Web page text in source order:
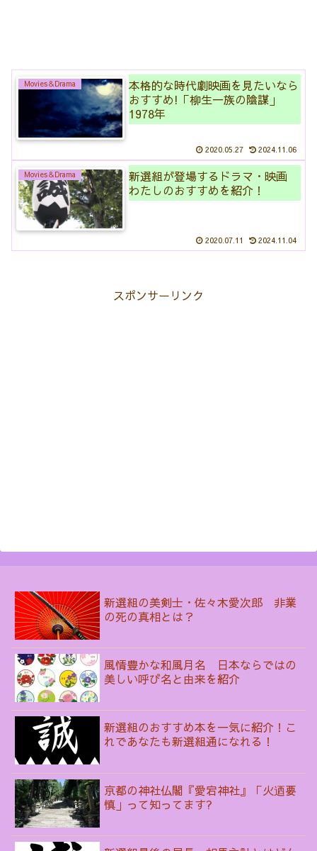
Movies＆Drama
本格的な時代劇映画を見たいなら
おすすめ!「柳生一族の陰謀」
1978年
2020.05.27 2024.11.06
Movies＆Drama
新選組が登場するドラマ・映画
わたしのおすすめを紹介！
2020.07.11 2024.11.04
スポンサーリンク
新選組の美剣士・佐々木愛次郎 非業
の死の真相とは？
風情豊かな和風月名 日本ならではの
美しい呼び名と由来を紹介
新選組のおすすめ本を一気に紹介！こ
れであなたも新選組通になれる！
京都の神社仏閣『愛宕神社』「火迺要
慎」って知ってます?